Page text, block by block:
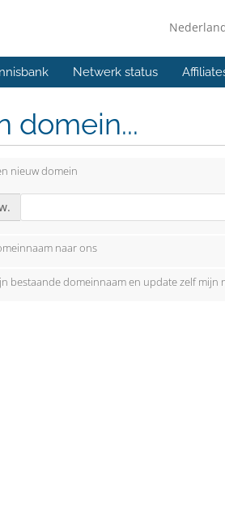
Netwerk status
domein...
nieuw domein
naar ons
bestaande domeinnaam en update zelf mijn